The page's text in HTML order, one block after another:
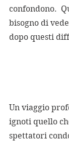
confondono.
bisogno di
dopo questi
Un viaggio
ignoti quello
spettatori